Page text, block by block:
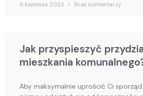
6 kwietnia 2023 Brak komentarzy
Jak przyspieszyć
mieszkania
Aby maksymalnie uprościć Ci